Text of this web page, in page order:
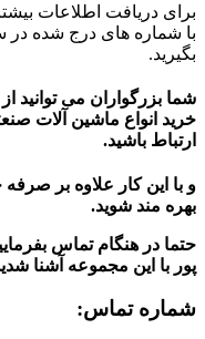
برای دریافت اطلاعات
با شماره های درج شده
بگیرید.
شما بزرگواران می
خرید انواع ماشین آلات
ارتباط باشید.
و با این کار علاوه بر
بهره مند شوید.
حتما در هنگام تماس
پور با این مجموعه آشنا
شماره تماس: